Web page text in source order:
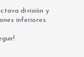
división y
inferiores.